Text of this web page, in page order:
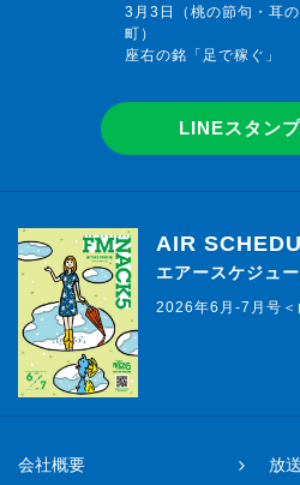
3月3日（桃の節句・耳
町）
座右の銘「足で稼ぐ」
LINEスタン
AIR
エアースケジュ
2026年6月-7月号＜
会社概要 放